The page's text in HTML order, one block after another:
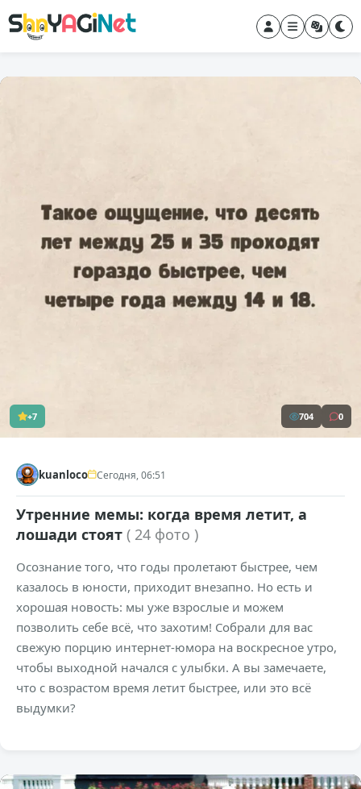
+7 704 0
kuanloco Сегодня, 06:51
Утренние мемы: когда время летит, а
лошади стоят ( 24 фото )
Осознание того, что годы пролетают быстрее, чем
казалось в юности, приходит внезапно. Но есть и
хорошая новость: мы уже взрослые и можем
позволить себе всё, что захотим! Собрали для вас
свежую порцию интернет-юмора на воскресное утро,
чтобы выходной начался с улыбки. А вы замечаете,
что с возрастом время летит быстрее, или это всё
выдумки?